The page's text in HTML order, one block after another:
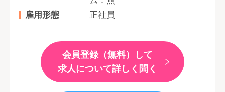
雇用形態
正社員
会員登録（無料）して
求人について詳しく聞く